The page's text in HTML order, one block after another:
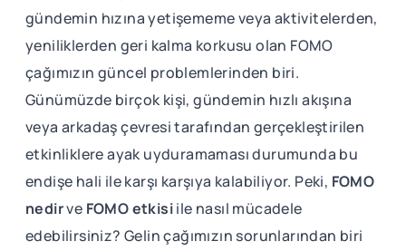
gündemin hızına yetişememe veya aktivitelerden,
yeniliklerden geri kalma korkusu olan FOMO
çağımızın güncel problemlerinden biri.
Günümüzde birçok kişi, gündemin hızlı akışına
veya arkadaş çevresi tarafından gerçekleştirilen
etkinliklere ayak uyduramaması durumunda bu
endişe hali ile karşı karşıya kalabiliyor. Peki, FOMO
nedirve FOMO etkisiile nasıl mücadele
edebilirsiniz? Gelin çağımızın sorunlarından biri